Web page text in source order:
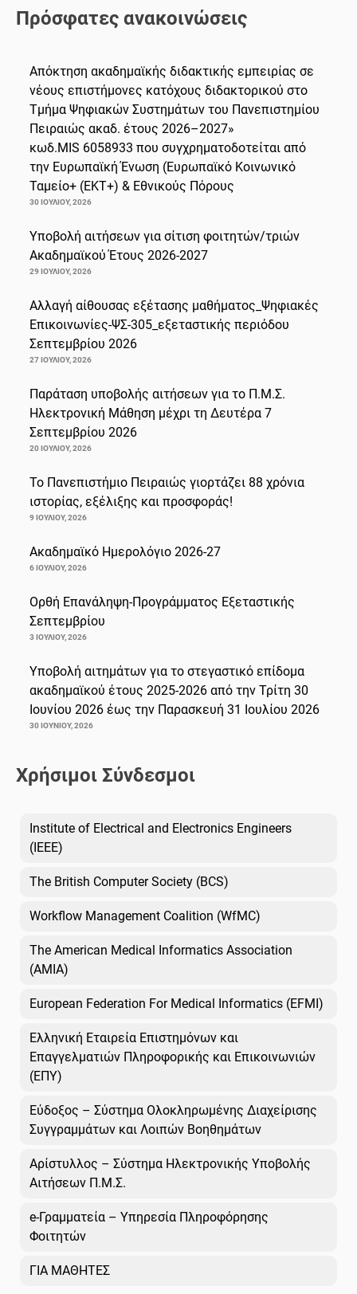
Πρόσφατες ανακοινώσεις
Απόκτηση ακαδημαϊκής διδακτικής εμπειρίας σε
νέους επιστήμονες κατόχους διδακτορικού στο
Τμήμα Ψηφιακών Συστημάτων του Πανεπιστημίου
Πειραιώς ακαδ. έτους 2026–2027»
κωδ.MIS 6058933 που συγχρηματοδοτείται από
την Ευρωπαϊκή Ένωση (Ευρωπαϊκό Κοινωνικό
Ταμείο+ (ΕΚΤ+) & Εθνικούς Πόρους
30 ΙΟΥΛΊΟΥ, 2026
Υποβολή αιτήσεων για σίτιση φοιτητών/τριών
Ακαδημαϊκού Έτους 2026-2027
29 ΙΟΥΛΊΟΥ, 2026
Αλλαγή αίθουσας εξέτασης μαθήματος_Ψηφιακές
Επικοινωνίες-ΨΣ-305_εξεταστικής περιόδου
Σεπτεμβρίου 2026
27 ΙΟΥΛΊΟΥ, 2026
Παράταση υποβολής αιτήσεων για το Π.Μ.Σ.
Ηλεκτρονική Μάθηση μέχρι τη Δευτέρα 7
Σεπτεμβρίου 2026
20 ΙΟΥΛΊΟΥ, 2026
Το Πανεπιστήμιο Πειραιώς γιορτάζει 88 χρόνια
ιστορίας, εξέλιξης και προσφοράς!
9 ΙΟΥΛΊΟΥ, 2026
Ακαδημαϊκό Ημερολόγιο 2026-27
6 ΙΟΥΛΊΟΥ, 2026
Ορθή Επανάληψη-Προγράμματος Εξεταστικής
Σεπτεμβρίου
3 ΙΟΥΛΊΟΥ, 2026
Υποβολή αιτημάτων για το στεγαστικό επίδομα
ακαδημαϊκού έτους 2025-2026 από την Τρίτη 30
Ιουνίου 2026 έως την Παρασκευή 31 Ιουλίου 2026
30 ΙΟΥΝΊΟΥ, 2026
Χρήσιμοι Σύνδεσμοι
Institute of Electrical and Electronics Engineers
(IEEE)
The British Computer Society (BCS)
Workflow Management Coalition (WfMC)
The American Medical Informatics Association
(AMIA)
European Federation For Medical Informatics (EFMI)
Ελληνική Εταιρεία Επιστημόνων και
Επαγγελματιών Πληροφορικής και Επικοινωνιών
(ΕΠΥ)
Εύδοξος – Σύστημα Ολοκληρωμένης Διαχείρισης
Συγγραμμάτων και Λοιπών Βοηθημάτων
Αρίστυλλος – Σύστημα Ηλεκτρονικής Υποβολής
Αιτήσεων Π.Μ.Σ.
e-Γραμματεία – Υπηρεσία Πληροφόρησης
Φοιτητών
ΓΙΑ ΜΑΘΗΤΕΣ